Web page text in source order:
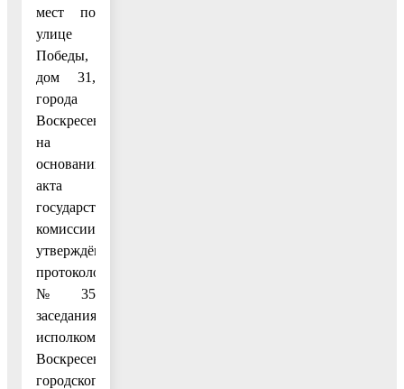
мест по
улице
Победы,
дом 31,
города
Воскресенска
на
основании
акта
государственной
комиссии,
утверждённого
протоколом
№ 35
заседания
исполкома
Воскресенского
городского